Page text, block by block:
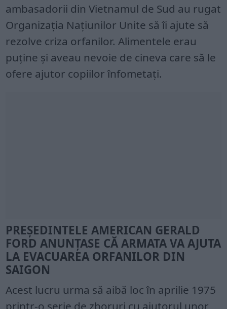
ambasadorii din Vietnamul de Sud au rugat
Organizația Națiunilor Unite să îi ajute să
rezolve criza orfanilor. Alimentele erau
puține și aveau nevoie de cineva care să le
ofere ajutor copiilor înfometați.
PREȘEDINTELE AMERICAN GERALD
FORD ANUNȚASE CĂ ARMATA VA AJUTA
LA EVACUAREA ORFANILOR DIN
SAIGON
Acest lucru urma să aibă loc în aprilie 1975
printr-o serie de zboruri cu ajutorul unor